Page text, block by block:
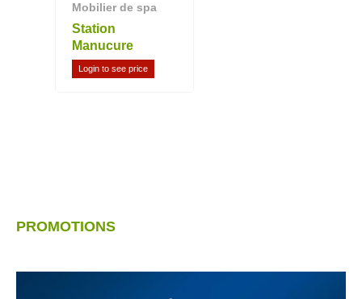
PROMOTIONS
Mobilier de spa
Station
Manucure
Login to see price